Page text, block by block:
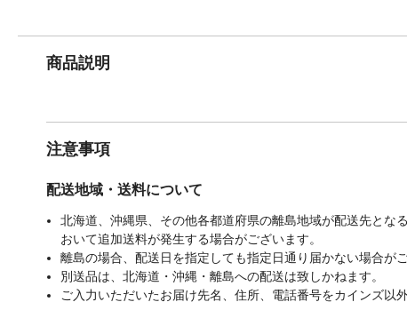
商品説明
注意事項
配送地域・送料について
北海道、沖縄県、その他各都道府県の離島地域が配送先とな
おいて追加送料が発生する場合がございます。
離島の場合、配送日を指定しても指定日通り届かない場合がご
別送品は、北海道・沖縄・離島への配送は致しかねます。
ご入力いただいたお届け先名、住所、電話番号をカインズ以